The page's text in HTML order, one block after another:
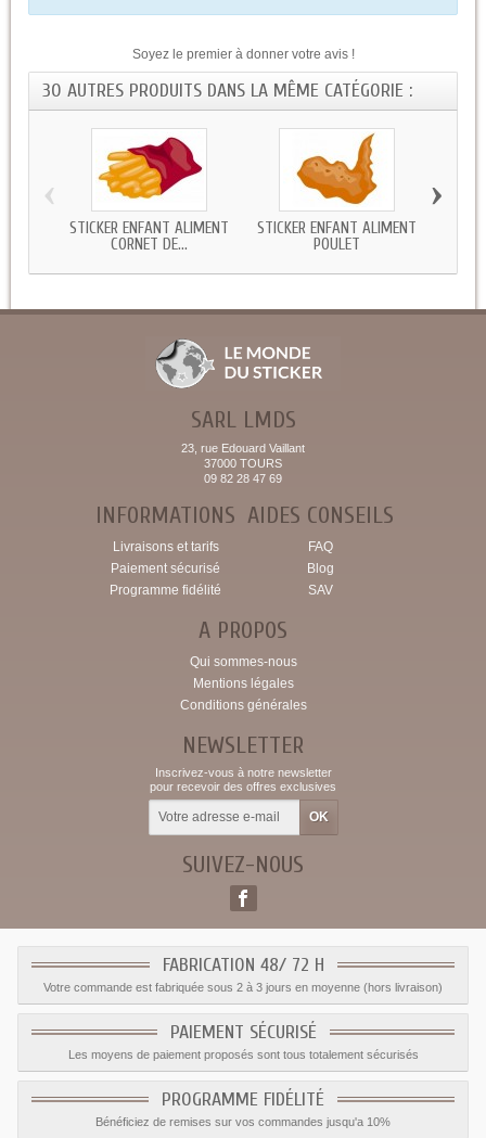
Soyez le premier à donner votre avis !
30 AUTRES PRODUITS DANS LA MÊME CATÉGORIE :
STICKER ENFANT ALIMENT
CORNET DE...
STICKER ENFANT ALIMENT
POULET
‹ ›
SARL LMDS
23, rue Edouard Vaillant
37000 TOURS
09 82 28 47 69
INFORMATIONS
Livraisons et tarifs
Paiement sécurisé
Programme fidélité
AIDES CONSEILS
FAQ
Blog
SAV
A PROPOS
Qui sommes-nous
Mentions légales
Conditions générales
NEWSLETTER
Inscrivez-vous à notre newsletter
pour recevoir des offres exclusives
SUIVEZ-NOUS
FABRICATION 48/ 72 H
Votre commande est fabriquée sous 2 à 3 jours en moyenne (hors livraison)
PAIEMENT SÉCURISÉ
Les moyens de paiement proposés sont tous totalement sécurisés
PROGRAMME FIDÉLITÉ
Bénéficiez de remises sur vos commandes jusqu'a 10%